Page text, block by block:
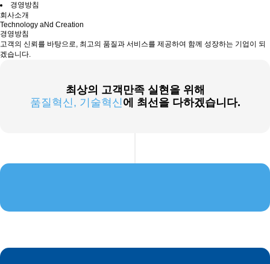
경영방침
회사소개
Technology aNd Creation
경영방침
고객의 신뢰를 바탕으로, 최고의 품질과 서비스를 제공하여 함께 성장하는 기업이 되
겠습니다.
최상의 고객만족 실현을 위해
품질혁신, 기술혁신에 최선을 다하겠습니다.